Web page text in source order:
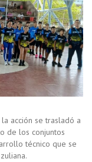
acción se trasladó a
de los conjuntos
técnico que se